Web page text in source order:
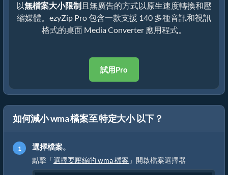
以無檔案大小限制且無廣告的方式以原生速度轉換和壓
縮媒體。ezyZip Pro 包含一款支援 140 多種音訊和視訊
格式的桌面 Media Converter 應用程式。
試用Pro
如何減小 wma 檔案至 特定大小 以下？
選擇檔案。
點擊「選擇要壓縮的 wma 檔案 」開啟檔案選擇器